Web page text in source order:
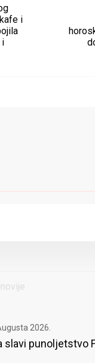
i
i
2026.
slavi punoljetstvo